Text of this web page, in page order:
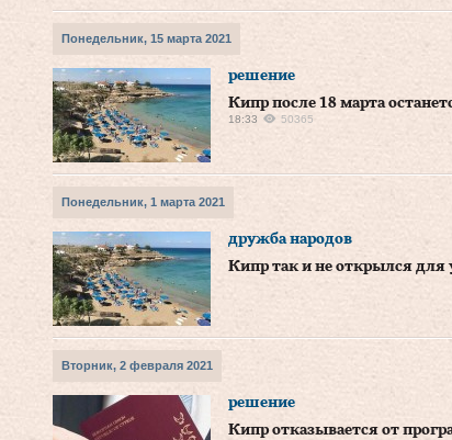
Понедельник, 15 марта 2021
решение
Кипр после 18 марта
18:33 50365
Понедельник, 1 марта 2021
дружба народов
Кипр так и не открылся для
Вторник, 2 февраля 2021
решение
Кипр отказывается от